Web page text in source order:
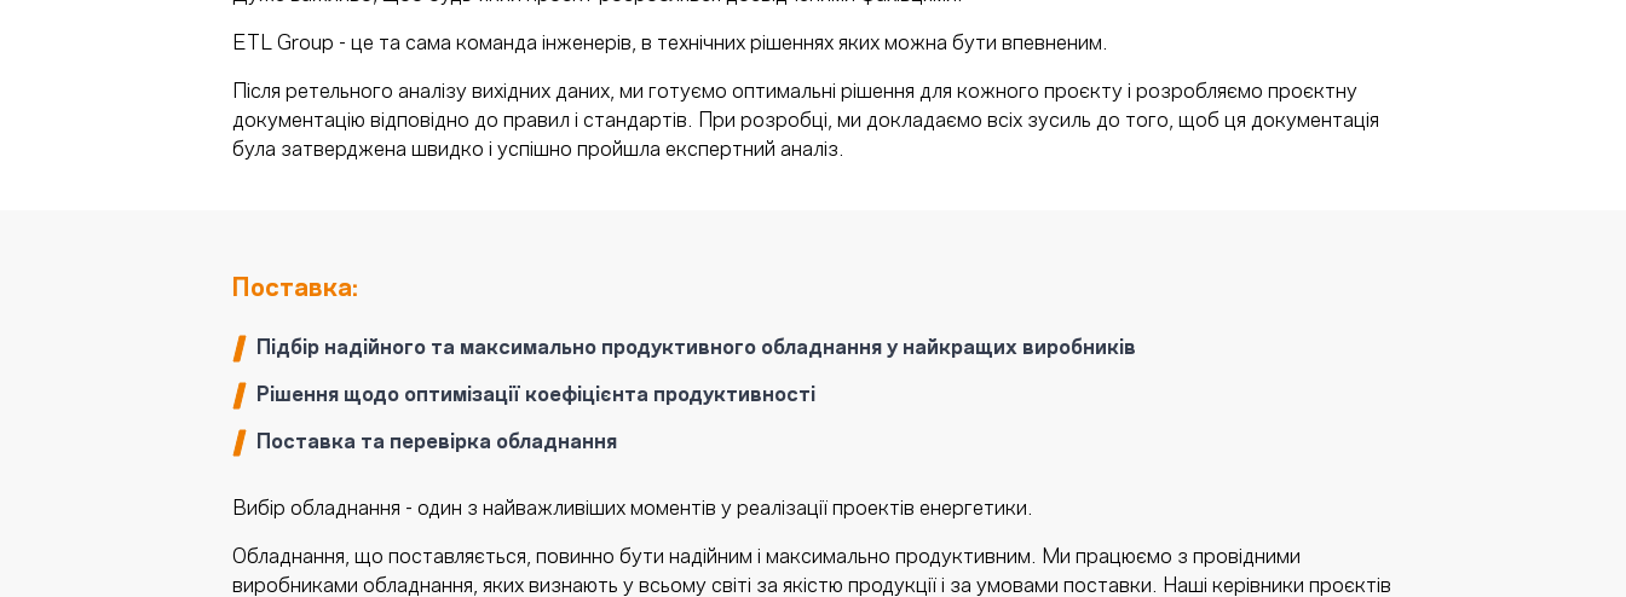
ETL Group - це та сама команда інженерів, в технічних рішеннях яких можна бути впевненим.
Після ретельного аналізу вихідних даних, ми готуємо оптимальні рішення для кожного проєкту і розробляємо проєктну
документацію відповідно до правил і стандартів. При розробці, ми докладаємо всіх зусиль до того, щоб ця документація
була затверджена швидко і успішно пройшла експертний аналіз.
Поставка:
Підбір надійного та максимально продуктивного обладнання у найкращих виробників
Рішення щодо оптимізації коефіцієнта продуктивності
Поставка та перевірка обладнання
Вибір обладнання - один з найважливіших моментів у реалізації проектів енергетики.
Обладнання, що поставляється, повинно бути надійним і максимально продуктивним. Ми працюємо з провідними
виробниками обладнання, яких визнають у всьому світі за якістю продукції і за умовами поставки. Наші керівники проєктів